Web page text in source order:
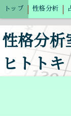
トップ 性格分析
個人情報の取り扱いについて
性格分析
ヒトトキ